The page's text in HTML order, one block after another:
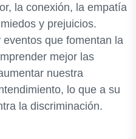
la conexión, la empatía
y prejuicios.
que fomentan la
mejor las
nuestra
lo que a su
la discriminación.